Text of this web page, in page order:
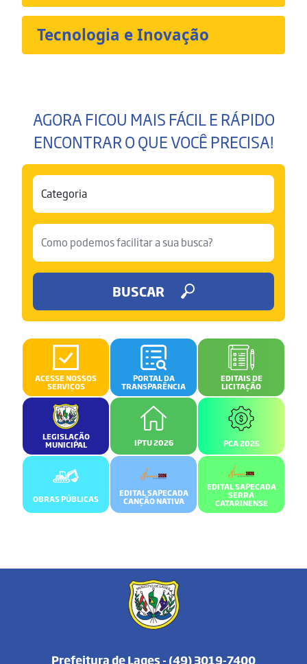
Tecnologia e Inovação
AGORA FICOU MAIS FÁCIL E RÁPIDO
ENCONTRAR O QUE VOCÊ PRECISA!
BUSCAR
ACESSE NOSSOS
SERVIÇOS
PORTAL DA
TRANSPARÊNCIA
EDITAIS DE
LICITAÇÃO
LEGISLAÇÃO
MUNICIPAL IPTU 2026 PCA 2025
OBRAS PÚBLICAS
EDITAL SAPECADA
CANÇÃO NATIVA
EDITAL SAPECADA
SERRA
CATARINENSE
Prefeitura de Lages - (49) 3019-7400